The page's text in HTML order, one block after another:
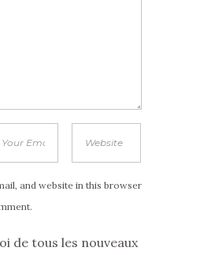
and website in this browser
de tous les nouveaux